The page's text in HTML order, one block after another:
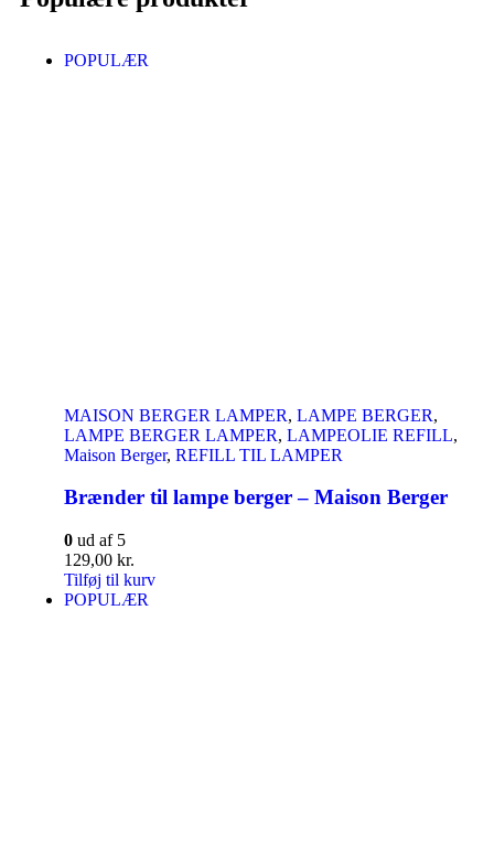
POPULÆR
MAISON BERGER LAMPER, LAMPE BERGER,
LAMPE BERGER LAMPER, LAMPEOLIE REFILL,
Maison Berger, REFILL TIL LAMPER
Brænder til lampe berger – Maison Berger
0 ud af 5
129,00 kr.
Tilføj til kurv
POPULÆR